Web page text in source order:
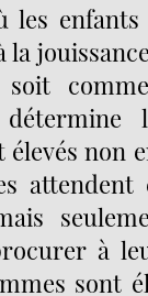
les
la
soit
élevés non
attendent
à
sont